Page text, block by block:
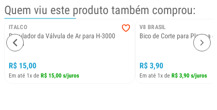
Quem viu este produto também comprou:
ITALCO
Regulador da Válvula de Ar para H-3000
HVLP
R$ 15,00
Em até 1x de R$ 15,00 s/juros
V8 BRASIL
Bico de Corte para Plasma
R$ 3,90
Em até 1x de R$ 3,90 s/juros